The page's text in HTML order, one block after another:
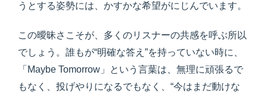
うとする姿勢には、かすかな希望がにじんでいます。
この曖昧さこそが、多くのリスナーの共感を呼ぶ所以
でしょう。誰もが“明確な答え”を持っていない時に、
「Maybe Tomorrow」という言葉は、無理に頑張るで
もなく、投げやりになるでもなく、“今はまだ動けな